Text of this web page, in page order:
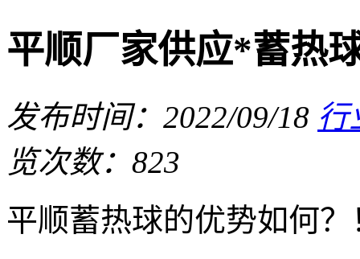
平顺厂家供应*蓄热
发布时间：2022/09/18 行
览次数：823
平顺蓄热球的优势如何